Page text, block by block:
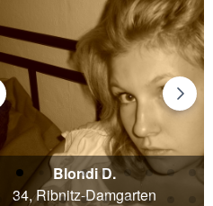
Blondi D.
34, Ribnitz-Damgarten